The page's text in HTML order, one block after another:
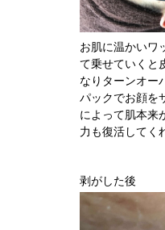
お肌に温かいワ
て乗せていくと
なりターンオー
パックでお顔を
によって肌本来
力も復活してく
剥がした後